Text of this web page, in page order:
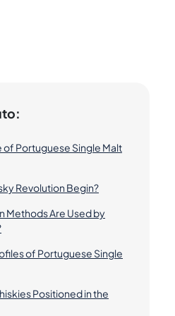
of Portuguese Single Malt
Revolution Begin?
Methods Are Used by
of Portuguese Single
Positioned in the